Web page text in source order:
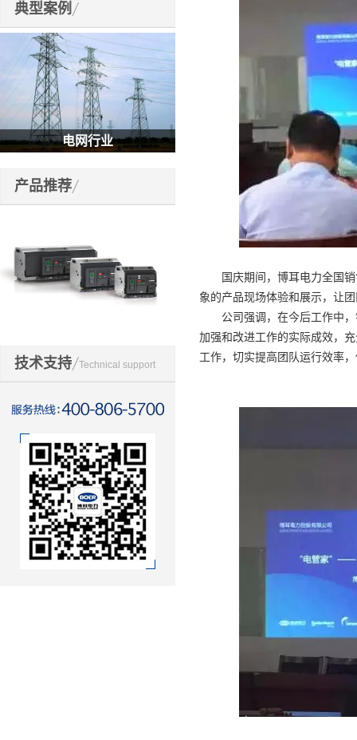
典型案例
电网行业
产品推荐
技术支持 Technical support
国庆期间，博耳电力全国销
象的产品现场体验和展示，让
公司强调，在今后工作中，
加强和改进工作的实际成效，
工作，切实提高团队运行效率